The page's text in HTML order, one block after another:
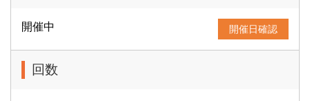
開催中 開催日確認
回数